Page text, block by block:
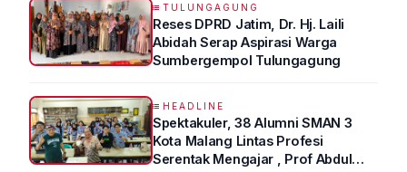
TULUNGAGUNG
Reses DPRD Jatim, Dr. Hj. Laili
Abidah Serap Aspirasi Warga
Sumbergempol Tulungagung
HEADLINE
Spektakuler, 38 Alumni SMAN 3
Kota Malang Lintas Profesi
Serentak Mengajar , Prof Abdul